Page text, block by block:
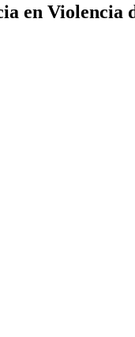
en Violencia